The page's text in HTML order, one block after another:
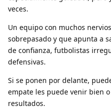
veces.
Un equipo con muchos
sobrepasado y que apunta a
de confianza, futbolistas
defensivas.
Si se ponen por delante,
empate les puede venir bien
resultados.